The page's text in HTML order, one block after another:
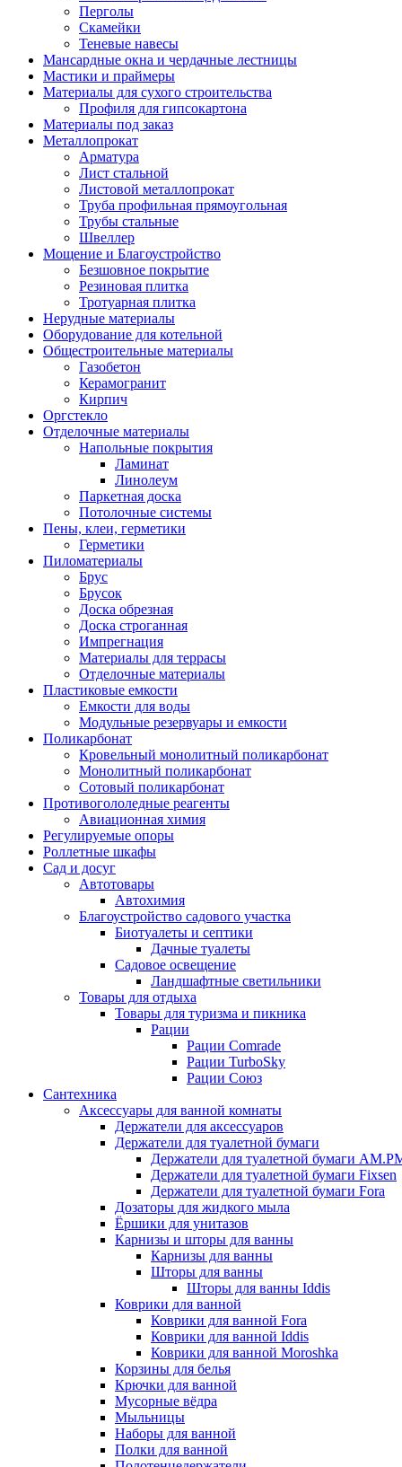
Перголы
Скамейки
Теневые навесы
Мансардные окна и чердачные лестницы
Мастики и праймеры
Материалы для сухого строительства
Профиля для гипсокартона
Материалы под заказ
Металлопрокат
Арматура
Лист стальной
Листовой металлопрокат
Труба профильная прямоугольная
Трубы стальные
Швеллер
Мощение и Благоустройство
Безшовное покрытие
Резиновая плитка
Тротуарная плитка
Нерудные материалы
Оборудование для котельной
Общестроительные материалы
Газобетон
Керамогранит
Кирпич
Оргстекло
Отделочные материалы
Напольные покрытия
Ламинат
Линолеум
Паркетная доска
Потолочные системы
Пены, клеи, герметики
Герметики
Пиломатериалы
Брус
Брусок
Доска обрезная
Доска строганная
Импрегнация
Материалы для террасы
Отделочные материалы
Пластиковые емкости
Емкости для воды
Модульные резервуары и емкости
Поликарбонат
Кровельный монолитный поликарбонат
Монолитный поликарбонат
Сотовый поликарбонат
Противогололедные реагенты
Авиационная химия
Регулируемые опоры
Роллетные шкафы
Сад и досуг
Автотовары
Автохимия
Благоустройство садового участка
Биотуалеты и септики
Дачные туалеты
Садовое освещение
Ландшафтные светильники
Товары для отдыха
Товары для туризма и пикника
Рации
Рации Comrade
Рации TurboSky
Рации Союз
Сантехника
Аксессуары для ванной комнаты
Держатели для аксессуаров
Держатели для туалетной бумаги
Держатели для туалетной бумаги
Держатели для туалетной бумаги Fixsen
Держатели для туалетной бумаги Fora
Дозаторы для жидкого мыла
Ёршики для унитазов
Карнизы и шторы для ванны
Карнизы для ванны
Шторы для ванны
Шторы для ванны Iddis
Коврики для ванной
Коврики для ванной Fora
Коврики для ванной Iddis
Коврики для ванной Moroshka
Корзины для белья
Крючки для ванной
Мусорные вёдра
Мыльницы
Наборы для ванной
Полки для ванной